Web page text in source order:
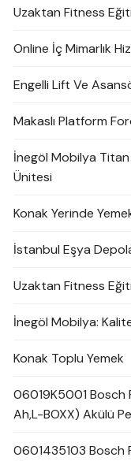
Uzaktan Fitness
Online İç Mimarlık
Engelli Lift Ve
Makaslı Platform
İnegöl Mobilya Titan
Ünitesi
Konak Yerinde
İstanbul Eşya
Uzaktan Fitness
İnegöl Mobilya:
Konak Toplu Yemek
06019K5001 Bosch
Ah,L-BOXX) Akülü
0601435103 Bosch